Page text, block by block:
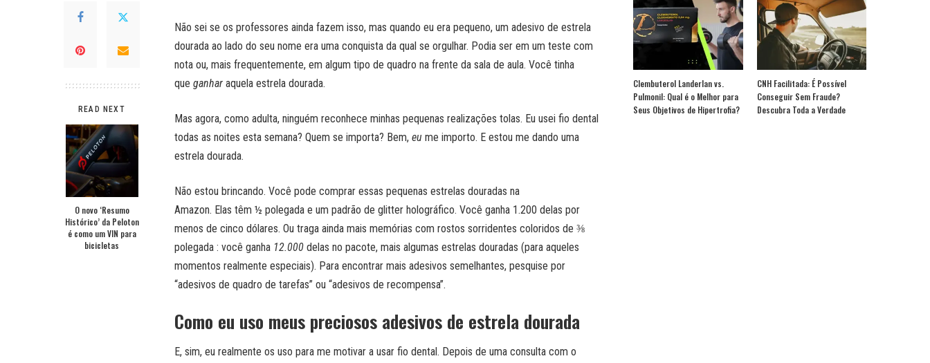
READ NEXT
O novo ‘Resumo
Histórico’ da Peloton
é como um VIN para
bicicletas
Não sei se os professores ainda fazem isso, mas quando eu era pequeno, um adesivo de estrela
dourada ao lado do seu nome era uma conquista da qual se orgulhar. Podia ser em um teste com
nota ou, mais frequentemente, em algum tipo de quadro na frente da sala de aula. Você tinha
que ganhar aquela estrela dourada.
Mas agora, como adulta, ninguém reconhece minhas pequenas realizações tolas. Eu usei fio dental
todas as noites esta semana? Quem se importa? Bem, eu me importo. E estou me dando uma
estrela dourada.
Não estou brincando. Você pode comprar essas pequenas estrelas douradas na
Amazon. Elas têm ½ polegada e um padrão de glitter holográfico. Você ganha 1.200 delas por
menos de cinco dólares. Ou traga ainda mais memórias com rostos sorridentes coloridos de ⅜
polegada : você ganha 12.000 delas no pacote, mais algumas estrelas douradas (para aqueles
momentos realmente especiais). Para encontrar mais adesivos semelhantes, pesquise por
“adesivos de quadro de tarefas” ou “adesivos de recompensa”.
Como eu uso meus preciosos adesivos de estrela dourada
E, sim, eu realmente os uso para me motivar a usar fio dental. Depois de uma consulta com o
Clembuterol Landerlan vs.
Pulmonil: Qual é o Melhor para
Seus Objetivos de Hipertrofia?
CNH Facilitada: É Possível
Conseguir Sem Fraude?
Descubra Toda a Verdade